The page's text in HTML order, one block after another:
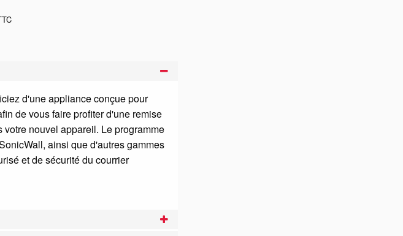
d'une appliance conçue pour
de vous faire profiter d'une remise
nouvel appareil. Le programme
ainsi que d'autres gammes
et de sécurité du courrier